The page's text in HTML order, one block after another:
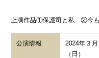
上演作品①保護司と私 ②今も
公演情報
2024年３
（日）